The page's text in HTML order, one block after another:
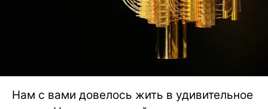
Нам с вами довелось жить в удивительное